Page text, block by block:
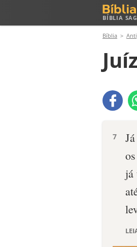
BÍBLIA
Bíblia
7
já